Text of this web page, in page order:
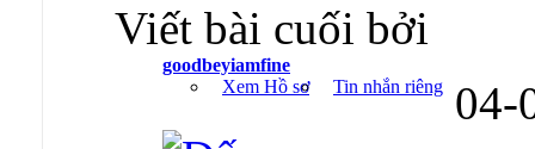
Viết bài cuối bởi
goodbeyiamfine
Xem Hồ sơ
Tin nhắn riêng 04-